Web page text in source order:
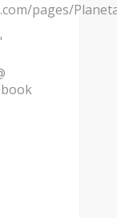
pages/